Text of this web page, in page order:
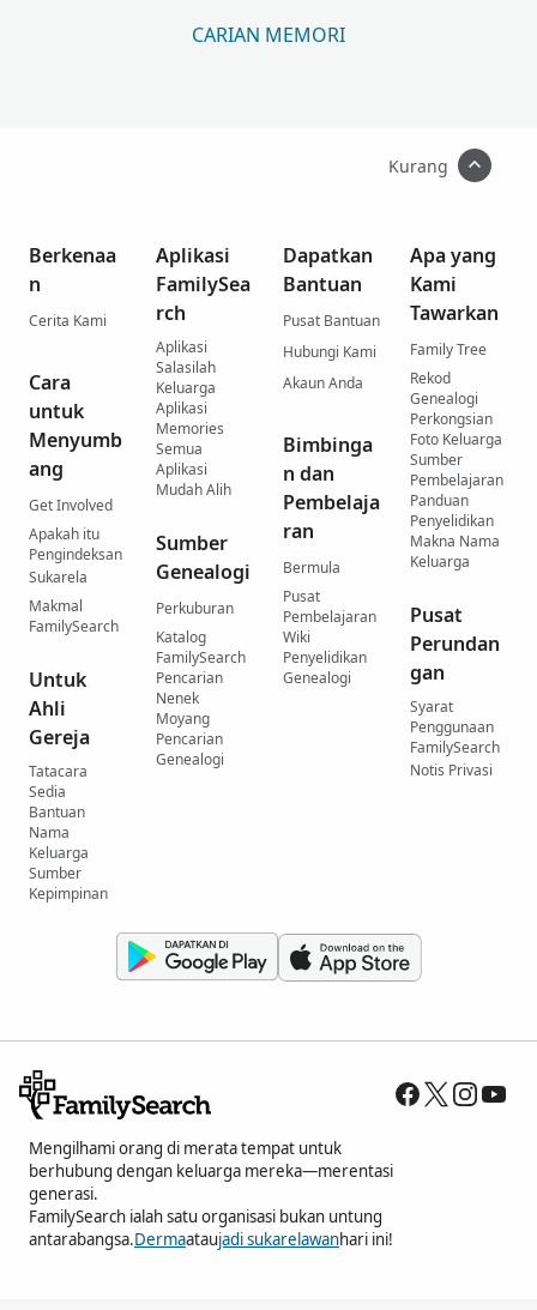
CARIAN MEMORI
Kurang
Berkenaa
n
Cerita Kami
Cara
untuk
Menyumb
ang
Get Involved
Apakah itu
Pengindeksan
Sukarela
Makmal
FamilySearch
Untuk
Ahli
Gereja
Tatacara
Sedia
Bantuan
Nama
Keluarga
Sumber
Kepimpinan
Aplikasi
FamilySea
rch
Aplikasi
Salasilah
Keluarga
Aplikasi
Memories
Semua
Aplikasi
Mudah Alih
Sumber
Genealogi
Perkuburan
Katalog
FamilySearch
Pencarian
Nenek
Moyang
Pencarian
Genealogi
Dapatkan
Bantuan
Pusat Bantuan
Hubungi Kami
Akaun Anda
Bimbinga
n dan
Pembelaja
ran
Bermula
Pusat
Pembelajaran
Wiki
Penyelidikan
Genealogi
Apa yang
Kami
Tawarkan
Family Tree
Rekod
Genealogi
Perkongsian
Foto Keluarga
Sumber
Pembelajaran
Panduan
Penyelidikan
Makna Nama
Keluarga
Pusat
Perundan
gan
Syarat
Penggunaan
FamilySearch
Notis Privasi
Mengilhami orang di merata tempat untuk
berhubung dengan keluarga mereka—merentasi
generasi.
FamilySearch ialah satu organisasi bukan untung
antarabangsa.Dermaataujadi sukarelawanhari ini!